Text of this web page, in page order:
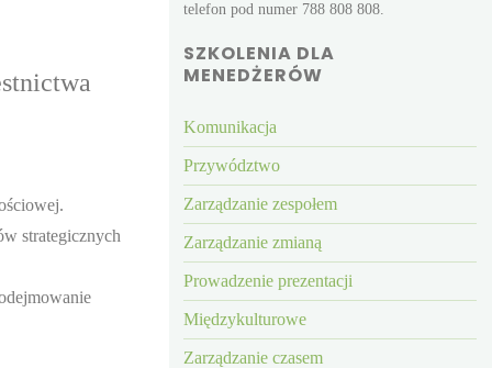
strategicznych
telefon pod numer 788 808 808.
SZKOLENIA DLA
MENEDŻERÓW
Komunikacja
Przywództwo
Zarządzanie zespołem
Zarządzanie zmianą
Prowadzenie prezentacji
Międzykulturowe
Zarządzanie czasem